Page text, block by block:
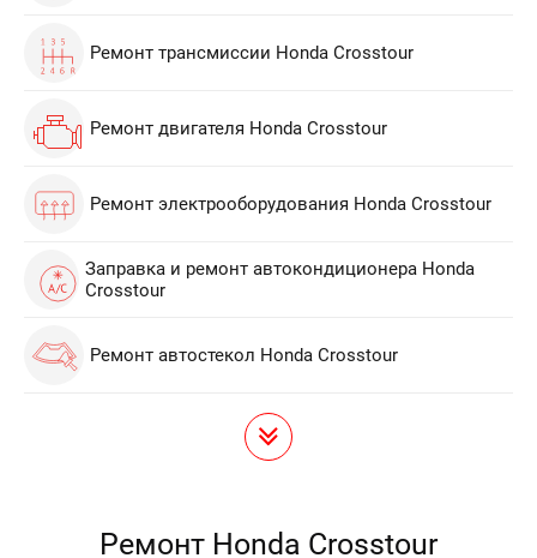
Ремонт трансмиссии Honda Crosstour
Ремонт двигателя Honda Crosstour
Ремонт электрооборудования Honda Crosstour
Заправка и ремонт автокондиционера Honda
Crosstour
Ремонт автостекол Honda Crosstour
Ремонт Honda Crosstour